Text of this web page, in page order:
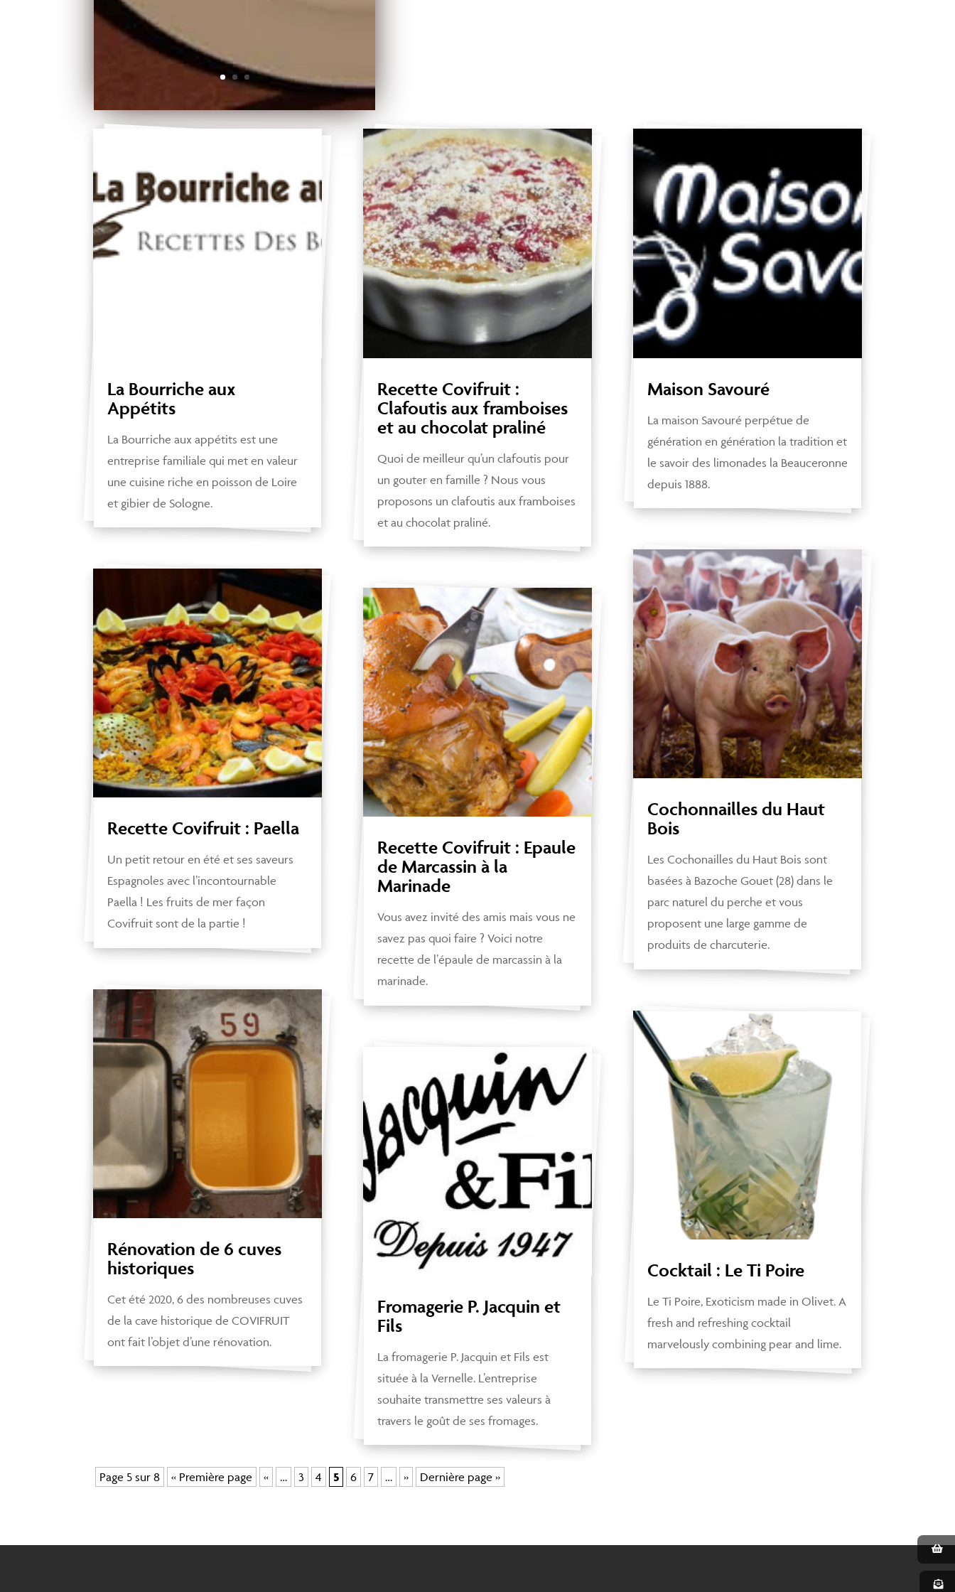
La Bourriche aux
Appétits
La Bourriche aux appétits est une
entreprise familiale qui met en valeur
une cuisine riche en poisson de Loire
et gibier de Sologne.
Recette Covifruit : Paella
Un petit retour en été et ses saveurs
Espagnoles avec l’incontournable
Paella ! Les fruits de mer façon
Covifruit sont de la partie !
Rénovation de 6 cuves
historiques
Cet été 2020, 6 des nombreuses cuves
de la cave historique de COVIFRUIT
ont fait l’objet d’une rénovation.
Recette Covifruit :
Clafoutis aux framboises
et au chocolat praliné
Quoi de meilleur qu’un clafoutis pour
un gouter en famille ? Nous vous
proposons un clafoutis aux framboises
et au chocolat praliné.
Recette Covifruit : Epaule
de Marcassin à la
Marinade
Vous avez invité des amis mais vous ne
savez pas quoi faire ? Voici notre
recette de l’épaule de marcassin à la
marinade.
Fromagerie P. Jacquin et
Fils
La fromagerie P. Jacquin et Fils est
située à la Vernelle. L’entreprise
souhaite transmettre ses valeurs à
travers le goût de ses fromages.
Maison Savouré
La maison Savouré perpétue de
génération en génération la tradition et
le savoir des limonades la Beauceronne
depuis 1888.
Cochonnailles du Haut
Bois
Les Cochonailles du Haut Bois sont
basées à Bazoche Gouet (28) dans le
parc naturel du perche et vous
proposent une large gamme de
produits de charcuterie.
Cocktail : Le Ti Poire
Le Ti Poire, Exoticism made in Olivet. A
fresh and refreshing cocktail
marvelously combining pear and lime.
Page 5 sur 8 « Première page « … 3 4 5 6 7 … » Dernière page »